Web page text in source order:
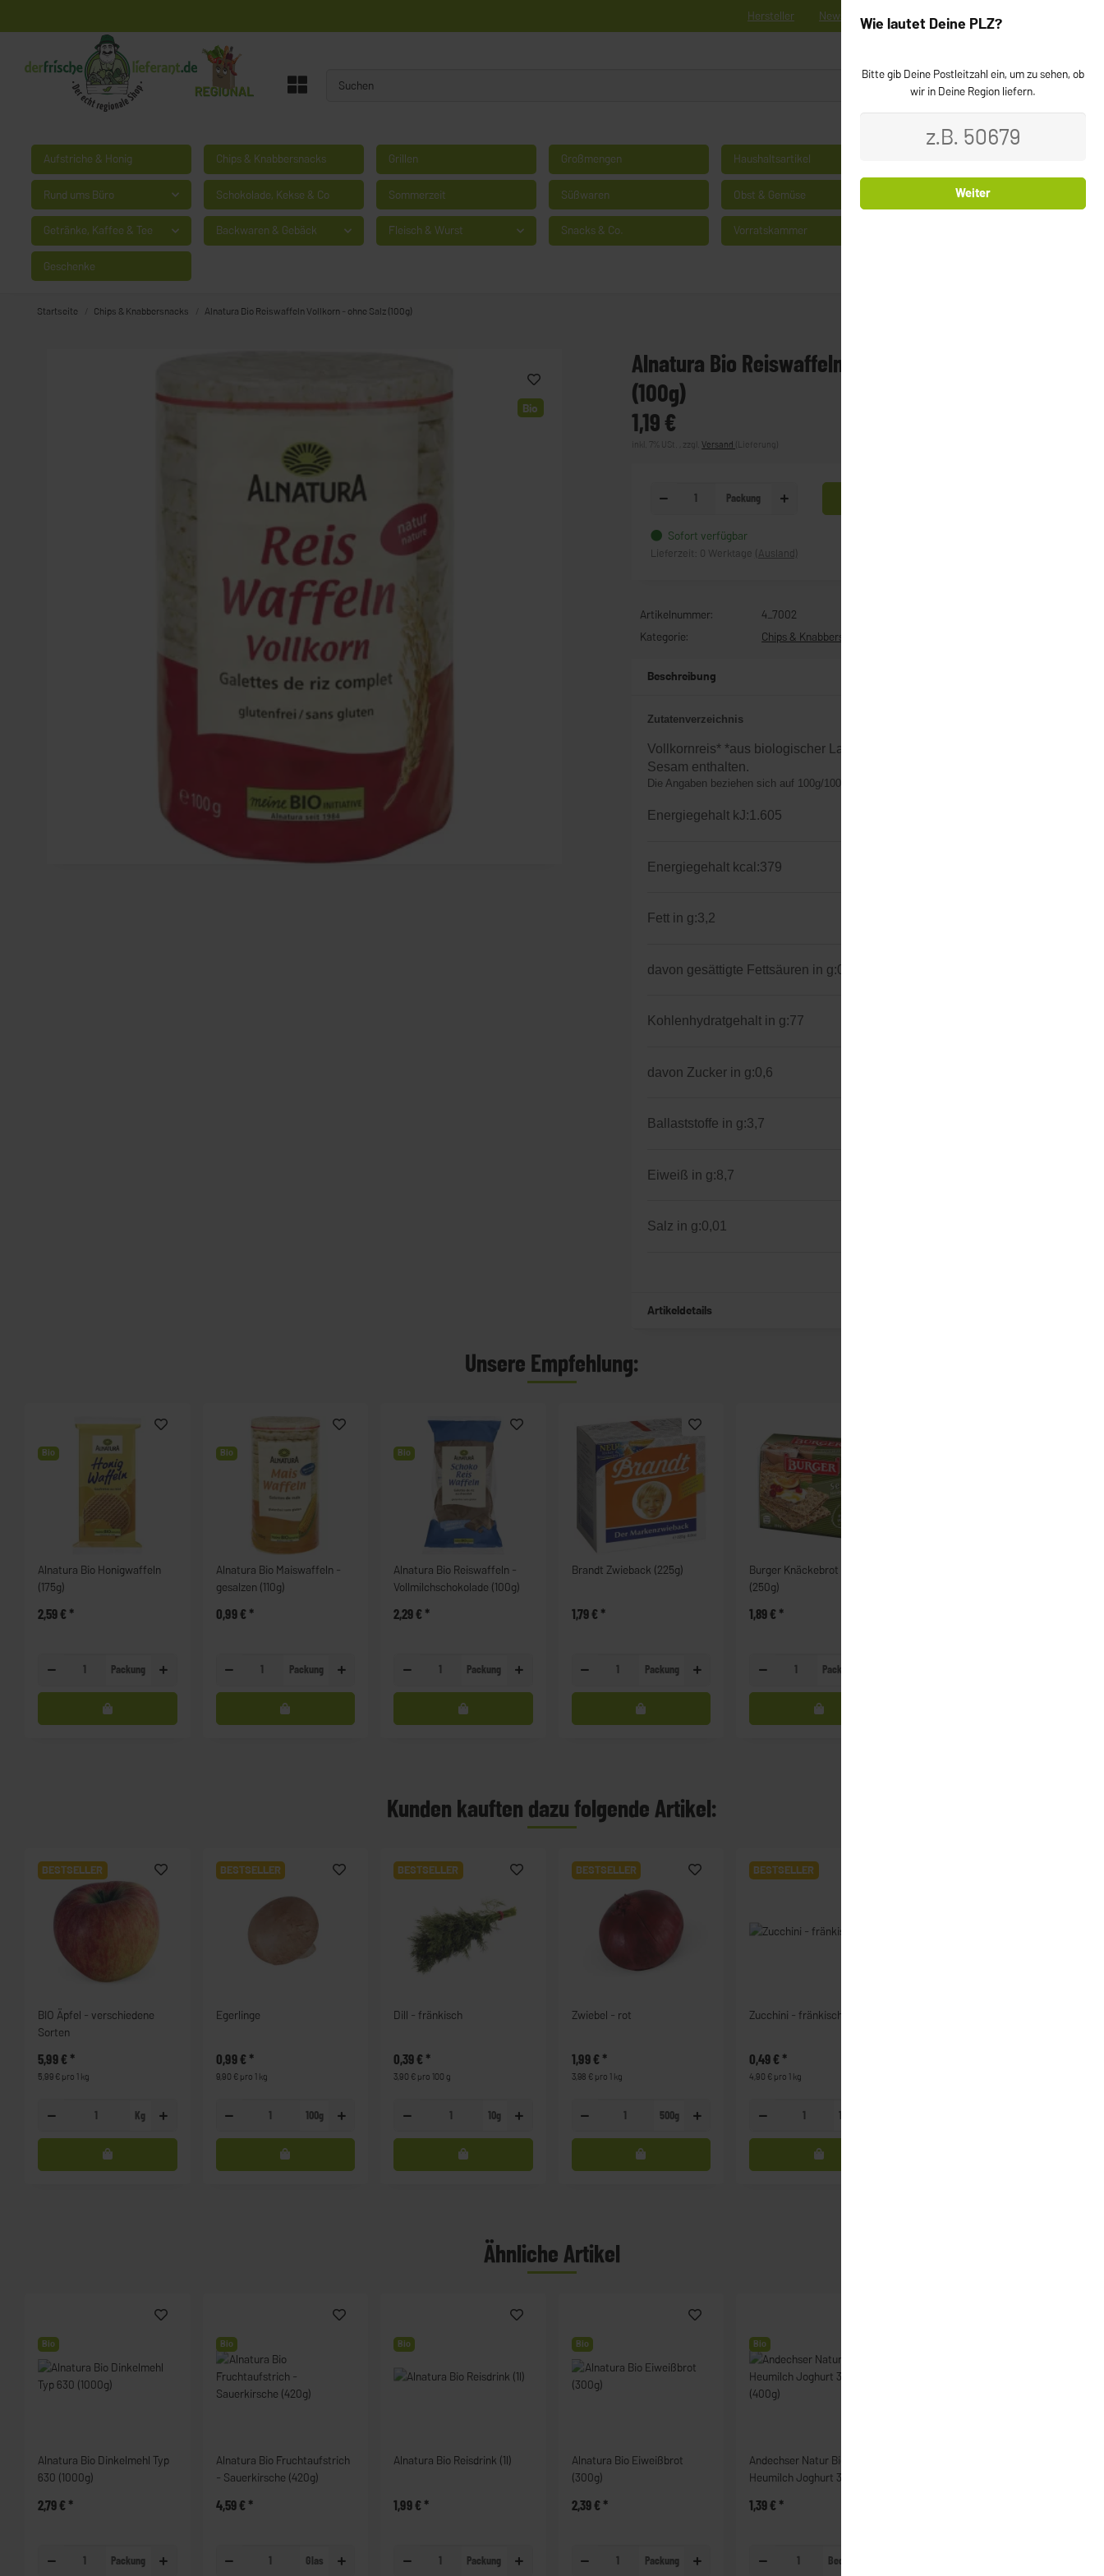
Hersteller News Registrieren Kontakt
0
Aufstriche & Honig Chips & Knabbersnacks Grillen Großmengen Haushaltsartikel
Rund ums Büro Schokolade, Kekse & Co Sommerzeit Süßwaren Obst & Gemüse Milchprodukte & Käse
Getränke, Kaffee & Tee Backwaren & Gebäck Fleisch & Wurst Snacks & Co. Vorratskammer
Geschenke
Startseite Chips & Knabbersnacks Alnatura Bio Reiswaffeln Vollkorn - ohne Salz (100g)
Bio
Alnatura Bio Reiswaffeln Vollkorn - ohne Salz
(100g)
1,19 €
inkl. 7% USt. , zzgl.Versand (Lieferung)
Packung
Sofort verfügbar
Lieferzeit: 0 Werktage (Ausland)
Artikelnummer:
4_7002
Kategorie:
Chips & Knabbersnacks
Beschreibung
Zutatenverzeichnis
Vollkornreis* *aus biologischer Landwirtschaft. Kann Spuren von
Sesam enthalten.
Die Angaben beziehen sich auf 100g/100ml (Herstellerangaben)
Energiegehalt kJ:1.605
Energiegehalt kcal:379
Fett in g:3,2
davon gesättigte Fettsäuren in g:0,7
Kohlenhydratgehalt in g:77
davon Zucker in g:0,6
Ballaststoffe in g:3,7
Eiweiß in g:8,7
Salz in g:0,01
Artikeldetails
Unsere Empfehlung:
Bio
Alnatura Bio Honigwaffeln
(175g)
2,59 €*
Packung
Bio
Alnatura Bio Maiswaffeln -
gesalzen (110g)
0,99 €*
Packung
Bio
Alnatura Bio Reiswaffeln -
Vollmilchschokolade (100g)
2,29 €*
Packung
Brandt Zwieback (225g)
1,79 €*
Packung
Burger Knäckebrot - Sesam
(250g)
1,89 €*
Packung
Kunden kauften dazu folgende Artikel:
BESTSELLER
BIO Äpfel - verschiedene
Sorten
5,99 €*
5,99 € pro 1 kg
Kg
BESTSELLER
Egerlinge
0,99 €*
9,90 € pro 1 kg
100g
BESTSELLER
Dill - fränkisch
0,39 €*
3,90 € pro 100 g
10g
BESTSELLER
Zwiebel - rot
1,99 €*
3,98 € pro 1 kg
500g
BESTSELLER
Zucchini - fränkisch
0,49 €*
4,90 € pro 1 kg
100g
Ähnliche Artikel
Bio
Alnatura Bio Dinkelmehl Typ
630 (1000g)
2,79 €*
Packung
Bio
Alnatura Bio Fruchtaufstrich
- Sauerkirsche (420g)
4,59 €*
Glas
Bio
Alnatura Bio Reisdrink (1l)
1,99 €*
Packung
Bio
Alnatura Bio Eiweißbrot
(300g)
2,39 €*
Packung
Bio
Andechser Natur Bio
Heumilch Joghurt 3,8%
1,39 €*
Becher
Wie lautet Deine PLZ?
Bitte gib Deine Postleitzahl ein, um zu sehen, ob
wir in Deine Region liefern.
Weiter